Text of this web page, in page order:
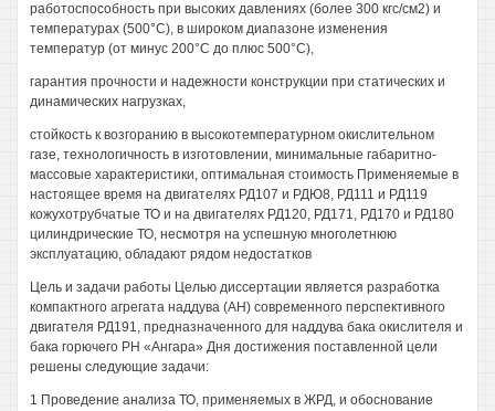
работоспособность при высоких давлениях (более 300 кгс/см2) и
температурах (500°С), в широком диапазоне изменения
температур (от минус 200°С до плюс 500°С),
гарантия прочности и надежности конструкции при статических и
динамических нагрузках,
стойкость к возгоранию в высокотемпературном окислительном
газе, технологичность в изготовлении, минимальные габаритно-
массовые характеристики, оптимальная стоимость Применяемые в
настоящее время на двигателях РД107 и РДЮ8, РД111 и РД119
кожухотрубчатые ТО и на двигателях РД120, РД171, РД170 и РД180
цилиндрические ТО, несмотря на успешную многолетнюю
эксплуатацию, обладают рядом недостатков
Цель и задачи работы Целью диссертации является разработка
компактного агрегата наддува (АН) современного перспективного
двигателя РД191, предназначенного для наддува бака окислителя и
бака горючего РН «Ангара» Дня достижения поставленной цели
решены следующие задачи:
1 Проведение анализа ТО, применяемых в ЖРД, и обоснование